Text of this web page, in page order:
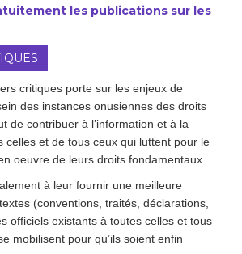
les publications sur les
critiques porte sur les enjeux de
des instances onusiennes des droits
de contribuer à l’information et à la
celles et de tous ceux qui luttent pour le
oeuvre de leurs droits fondamentaux.
à leur fournir une meilleure
(conventions, traités, déclarations,
officiels existants à toutes celles et tous
mobilisent pour qu’ils soient enfin